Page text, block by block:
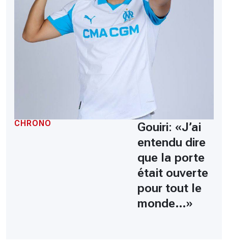
CHRONO
Gouiri: «J’ai
entendu dire
que la porte
était ouverte
pour tout le
monde…»